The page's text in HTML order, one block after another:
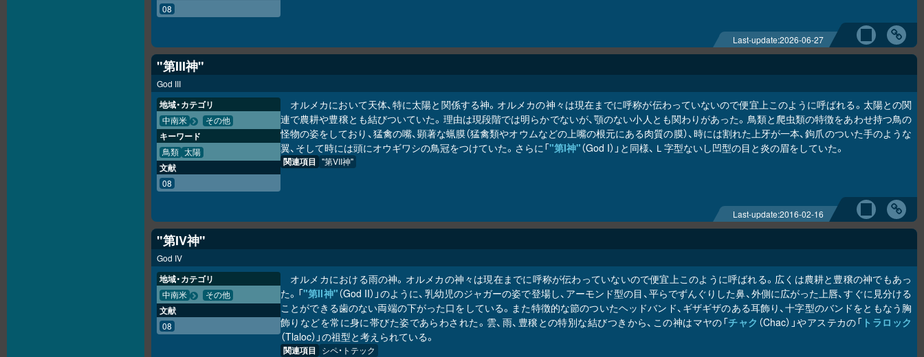
08
Last-update:2026-06-27
"第III神"
God III
オルメカにおいて天体、特に太陽と関係する神。オルメカの神々は現在までに呼称が伝わっていないので便宜上このように呼ばれる。太陽との関
連で農耕や豊穣とも結びついていた。理由は現段階では明らかでないが、顎のない小人とも関わりがあった。鳥類と爬虫類の特徴をあわせ持つ鳥の
怪物の姿をしており、猛禽の嘴、顕著な蝋膜（猛禽類やオウムなどの上嘴の根元にある肉質の膜）、時には割れた上牙が一本、鉤爪のついた手のような
翼、そして時には頭にオウギワシの鳥冠をつけていた。さらに「"第I神"（God I）」と同様、Ｌ字型ないし凹型の目と炎の眉をしていた。
関連項目 "第VII神"
地域・カテゴリ
中南米 その他
キーワード
鳥類 太陽
文献
08
Last-update:2016-02-16
"第IV神"
God IV
オルメカにおける雨の神。オルメカの神々は現在までに呼称が伝わっていないので便宜上このように呼ばれる。広くは農耕と豊穣の神でもあっ
た。「"第II神"（God II）」のように、乳幼児のジャガーの姿で登場し、アーモンド型の目、平らでずんぐりした鼻、外側に広がった上唇、すぐに見分ける
ことができる歯のない両端の下がった口をしている。また特徴的な節のついたヘッドバンド、ギザギザのある耳飾り、十字型のバンドをともなう胸
飾りなどを常に身に帯びた姿であらわされた。雲、雨、豊穣との特別な結びつきから、この神はマヤの「チャク （Chac）」やアステカの「 トラロック
（Tlaloc）」の祖型と考えられている。
関連項目 シペ・トテック
地域・カテゴリ
中南米 その他
文献
08